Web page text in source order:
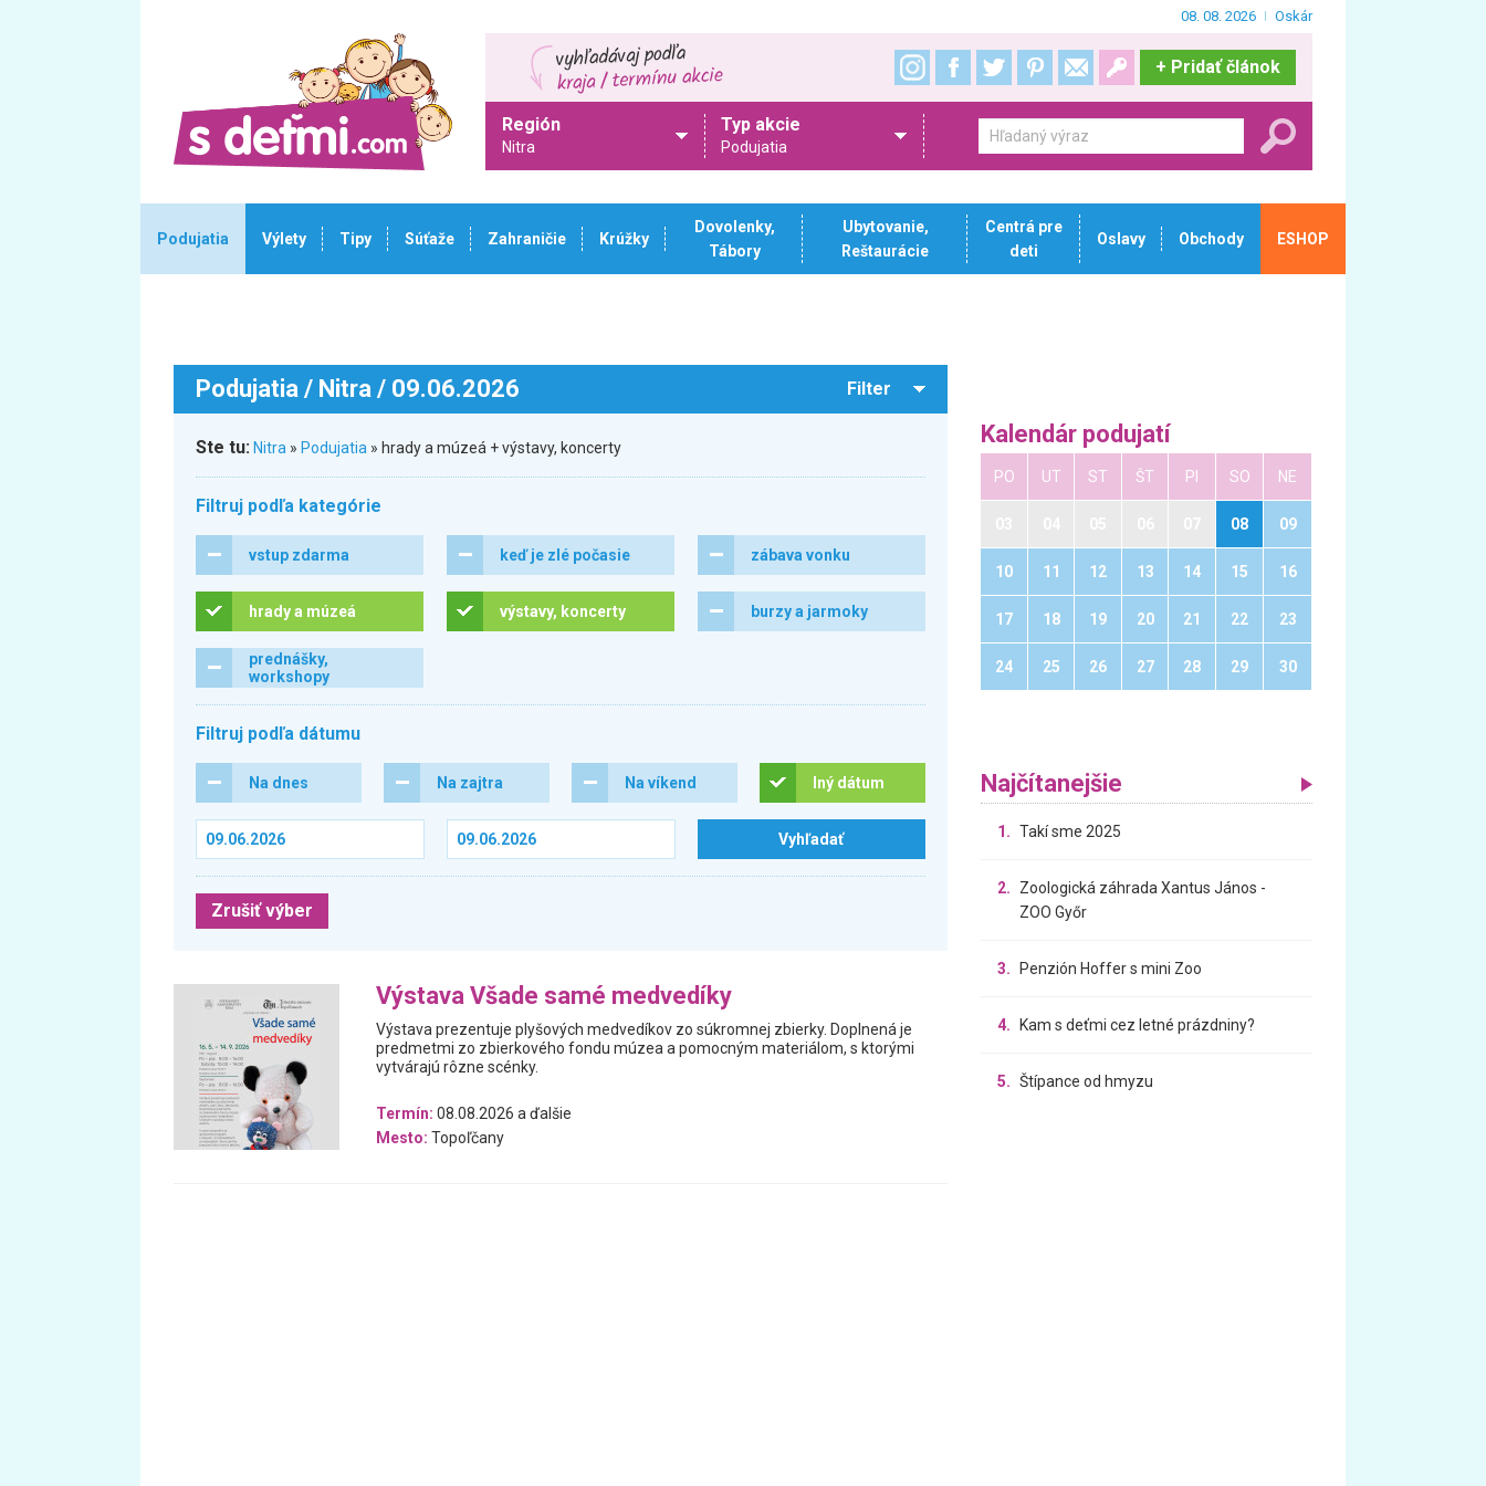
08. 08. 2026 Oskár
+ Pridať článok
Región
Nitra
Typ akcie
Podujatia
Podujatia Výlety Tipy Súťaže Zahraničie Krúžky
Dovolenky,
Tábory
Ubytovanie,
Reštaurácie
Centrá pre
deti
Oslavy Obchody ESHOP
Podujatia / Nitra / 09.06.2026 Filter
Ste tu: Nitra » Podujatia » hrady a múzeá + výstavy, koncerty
Filtruj podľa kategórie
vstup zdarma keď je zlé počasie zábava vonku
hrady a múzeá výstavy, koncerty burzy a jarmoky
prednášky,
workshopy
Filtruj podľa dátumu
Na dnes Na zajtra Na víkend Iný dátum
Zrušiť výber
Výstava Všade samé medvedíky
Výstava prezentuje plyšových medvedíkov zo súkromnej zbierky. Doplnená je
predmetmi zo zbierkového fondu múzea a pomocným materiálom, s ktorými
vytvárajú rôzne scénky.
Termín: 08.08.2026 a ďalšie
Mesto: Topoľčany
Kalendár podujatí
PO UT ST ŠT PI SO NE
08 09
10 11 12 13 14 15 16
17 18 19 20 21 22 23
24 25 26 27 28 29 30
Najčítanejšie
1. Takí sme 2025
2.
Zoologická záhrada Xantus János -
ZOO Győr
3. Penzión Hoffer s mini Zoo
4. Kam s deťmi cez letné prázdniny?
5. Štípance od hmyzu